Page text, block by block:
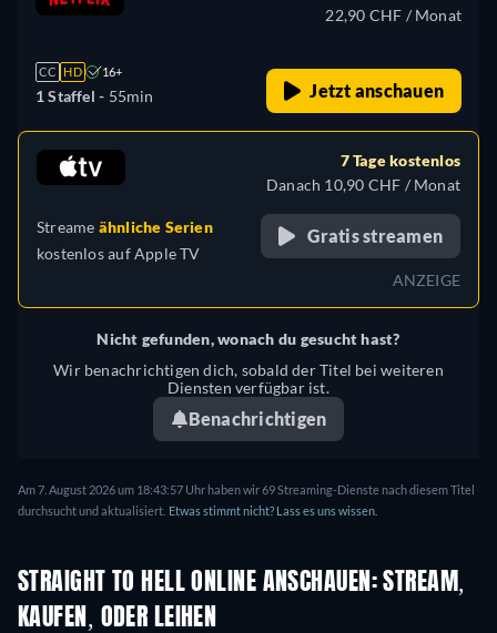
CC HD 16+
1 Staffel - 55min
22,90 CHF / Monat
Jetzt anschauen
Streame ähnliche Serien
kostenlos aufApple TV
7 Tage kostenlos
Danach 10,90 CHF / Monat
Gratis streamen
ANZEIGE
Nicht gefunden, wonach du gesucht hast?
Wir benachrichtigen dich, sobald der Titel bei weiteren
Diensten verfügbar ist.
Benachrichtigen
Am 7. August 2026 um 18:43:57 Uhr haben wir 69 Streaming-Dienste nach diesem Titel
durchsucht und aktualisiert. Etwas stimmt nicht? Lass es uns wissen.
STRAIGHT TO HELL ONLINE ANSCHAUEN: STREAM,
KAUFEN, ODER LEIHEN